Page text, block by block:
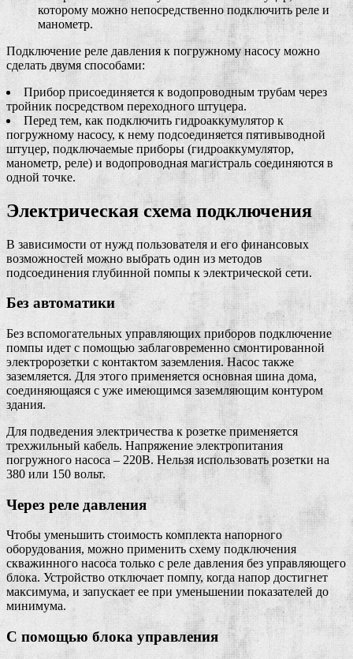
которому можно непосредственно подключить реле и
манометр.
Подключение реле давления к погружному насосу можно
сделать двумя способами:
Прибор присоединяется к водопроводным трубам через
тройник посредством переходного штуцера.
Перед тем, как подключить гидроаккумулятор к
погружному насосу, к нему подсоединяется пятивыводной
штуцер, подключаемые приборы (гидроаккумулятор,
манометр, реле) и водопроводная магистраль соединяются в
одной точке.
Электрическая схема подключения
В зависимости от нужд пользователя и его финансовых
возможностей можно выбрать один из методов
подсоединения глубинной помпы к электрической сети.
Без автоматики
Без вспомогательных управляющих приборов подключение
помпы идет с помощью заблаговременно смонтированной
электророзетки с контактом заземления. Насос также
заземляется. Для этого применяется основная шина дома,
соединяющаяся с уже имеющимся заземляющим контуром
здания.
Для подведения электричества к розетке применяется
трехжильный кабель. Напряжение электропитания
погружного насоса – 220В. Нельзя использовать розетки на
380 или 150 вольт.
Через реле давления
Чтобы уменьшить стоимость комплекта напорного
оборудования, можно применить схему подключения
скважинного насоса только с реле давления без управляющего
блока. Устройство отключает помпу, когда напор достигнет
максимума, и запускает ее при уменьшении показателей до
минимума.
С помощью блока управления